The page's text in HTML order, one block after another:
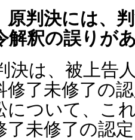
判決には、
解釈の誤りが
は、被上告
修了未修了の
について、こ
了未修了の認